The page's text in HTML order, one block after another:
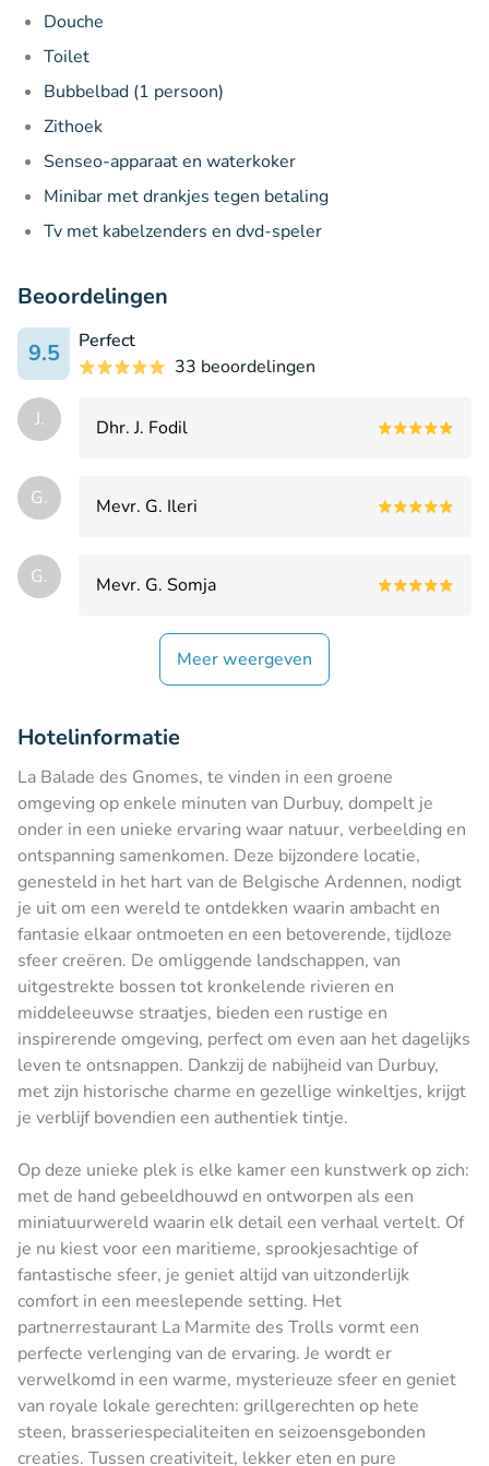
Douche
Toilet
Bubbelbad (1 persoon)
Zithoek
Senseo-apparaat en waterkoker
Minibar met drankjes tegen betaling
Tv met kabelzenders en dvd-speler
Beoordelingen
9.5
Perfect
33 beoordelingen
J. Dhr. J. Fodil
G. Mevr. G. Ileri
G. Mevr. G. Somja
Meer weergeven
Hotelinformatie
La Balade des Gnomes, te vinden in een groene
omgeving op enkele minuten van Durbuy, dompelt je
onder in een unieke ervaring waar natuur, verbeelding en
ontspanning samenkomen. Deze bijzondere locatie,
genesteld in het hart van de Belgische Ardennen, nodigt
je uit om een wereld te ontdekken waarin ambacht en
fantasie elkaar ontmoeten en een betoverende, tijdloze
sfeer creëren. De omliggende landschappen, van
uitgestrekte bossen tot kronkelende rivieren en
middeleeuwse straatjes, bieden een rustige en
inspirerende omgeving, perfect om even aan het dagelijks
leven te ontsnappen. Dankzij de nabijheid van Durbuy,
met zijn historische charme en gezellige winkeltjes, krijgt
je verblijf bovendien een authentiek tintje.
Op deze unieke plek is elke kamer een kunstwerk op zich:
met de hand gebeeldhouwd en ontworpen als een
miniatuurwereld waarin elk detail een verhaal vertelt. Of
je nu kiest voor een maritieme, sprookjesachtige of
fantastische sfeer, je geniet altijd van uitzonderlijk
comfort in een meeslepende setting. Het
partnerrestaurant La Marmite des Trolls vormt een
perfecte verlenging van de ervaring. Je wordt er
verwelkomd in een warme, mysterieuze sfeer en geniet
van royale lokale gerechten: grillgerechten op hete
steen, brasseriespecialiteiten en seizoensgebonden
creaties. Tussen creativiteit, lekker eten en pure